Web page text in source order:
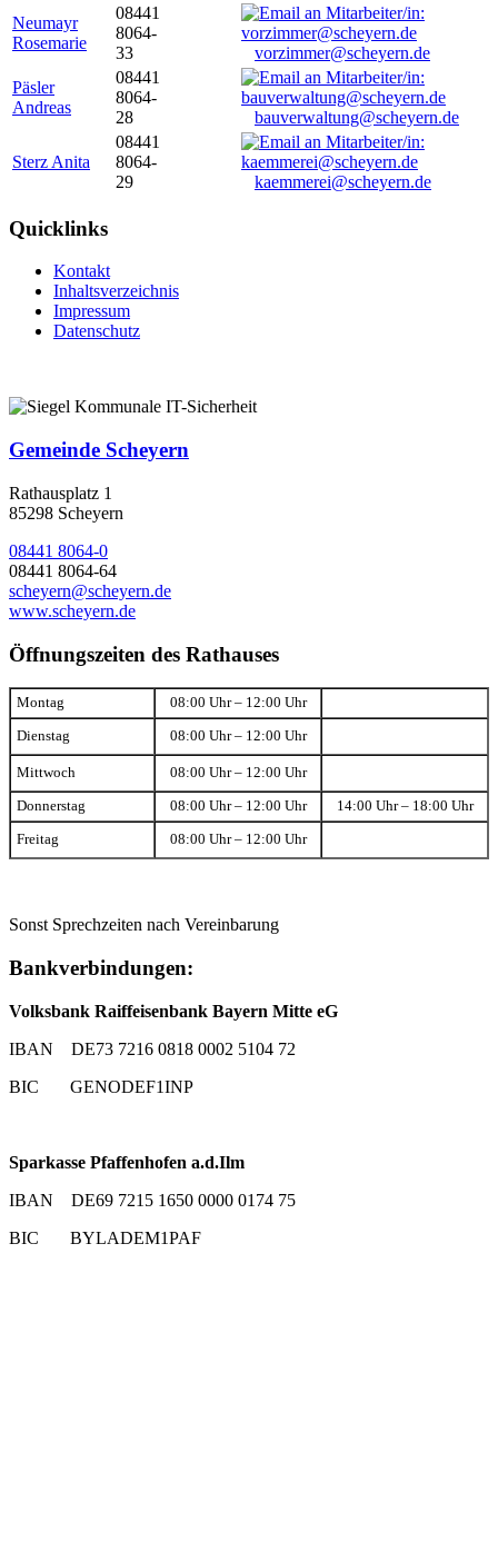
Neumayr
Rosemarie
08441
8064-
33
vorzimmer@scheyern.de
Päsler
Andreas
08441
8064-
28
bauverwaltung@scheyern.de
Sterz Anita
08441
8064-
29
kaemmerei@scheyern.de
Quicklinks
Kontakt
Inhaltsverzeichnis
Impressum
Datenschutz
Gemeinde Scheyern
Rathausplatz 1
85298 Scheyern
08441 8064-0
08441 8064-64
scheyern@scheyern.de
www.scheyern.de
Öffnungszeiten des Rathauses
Montag 08:00 Uhr – 12:00 Uhr
Dienstag 08:00 Uhr – 12:00 Uhr
Mittwoch 08:00 Uhr – 12:00 Uhr
Donnerstag 08:00 Uhr – 12:00 Uhr 14:00 Uhr – 18:00 Uhr
Freitag 08:00 Uhr – 12:00 Uhr
Sonst Sprechzeiten nach Vereinbarung
Bankverbindungen:
Volksbank Raiffeisenbank Bayern Mitte eG
IBAN DE73 7216 0818 0002 5104 72
BIC GENODEF1INP
Sparkasse Pfaffenhofen a.d.Ilm
IBAN DE69 7215 1650 0000 0174 75
BIC BYLADEM1PAF